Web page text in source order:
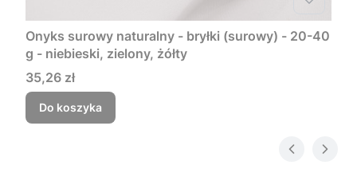
Onyks surowy naturalny - bryłki (surowy) - 20-40
g - niebieski, zielony, żółty
Cena
35,26 zł
Do koszyka